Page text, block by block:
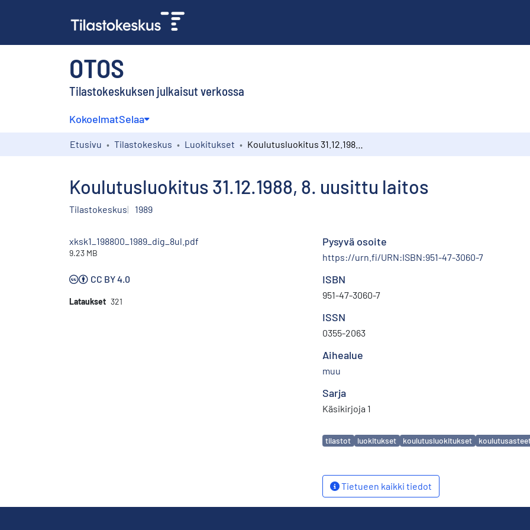
OTOS
Tilastokeskuksen julkaisut verkossa
KokoelmatSelaa
Etusivu Tilastokeskus Luokitukset
Koulutusluokitus 31.12.1988, 8. uusittu laitos
Tilastokeskus 1989
xksk1_198800_1989_dig_8ul.pdf
9.23 MB
CC BY 4.0
Lataukset 321
Pysyvä osoite
https://urn.fi/URN:ISBN:951-47-3060-7
ISBN
951-47-3060-7
ISSN
0355-2063
Aihealue
muu
Sarja
Käsikirjoja 1
Avainsanat
tilastot luokitukset koulutusluokitukset
Tietueen kaikki tiedot